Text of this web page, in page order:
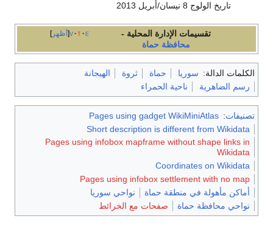
تاريخ الولوج 8 نيسان/أبريل 2013
أظهر v t e
تقسيمات الإدارة المحلية -
محافظة حماة
الكلمات الدالة: سوريا حماة ثروة
الهيجانة
رسم الضاهرية
ناحية الحمراء
تصنيفات:
Pages using gadget WikiMiniAtlas
Short description is different from Wikidata
Pages using infobox mapframe without shape links in
Wikidata
Coordinates on Wikidata
Pages using infobox settlement with no map
أماكن مأهولة في منطقة حماة
نواحي سوريا
نواحي محافظة حماة
صفحات مع الخرائط